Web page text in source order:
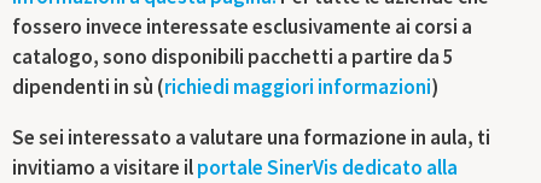
fossero invece interessate esclusivamente ai corsi a
catalogo, sono disponibili pacchetti a partire da 5
dipendenti in sù (richiedi maggiori informazioni)
Se sei interessato a valutare una formazione in aula, ti
invitiamo a visitare ilportale SinerVis dedicato alla